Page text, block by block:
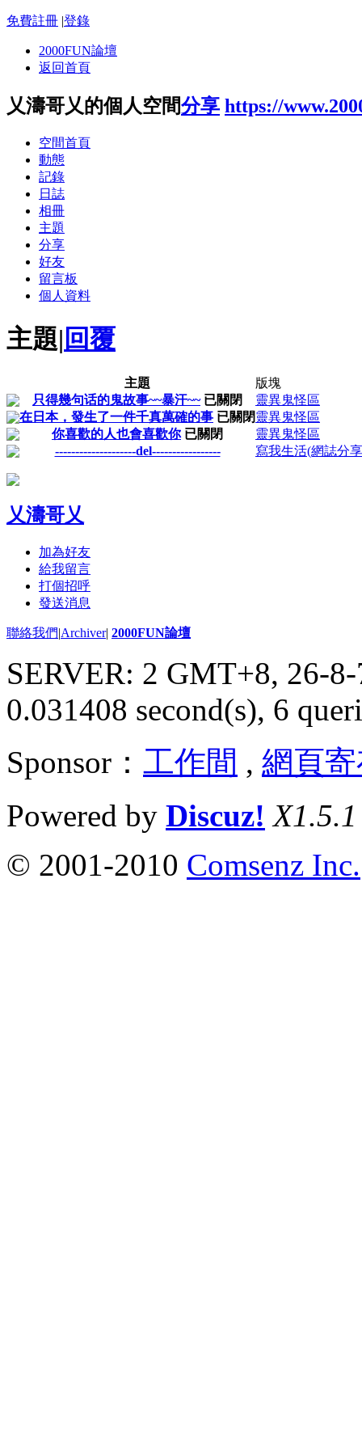
免費註冊 |登錄
2000FUN論壇
返回首頁
乂濤哥乂的個人空間分享 https://
空間首頁
動態
記錄
日誌
相冊
主題
分享
好友
留言板
個人資料
主題| 回覆
主題
版塊
只得幾句话的鬼故事~~暴汗~~ 已關閉
靈異鬼怪區
在日本，發生了一件千真萬確的事 已關閉靈異鬼怪區
你喜歡的人也會喜歡你 已關閉
靈異鬼怪區
--------------------del-----------------
寫我生活(網誌分
乂濤哥乂
加為好友
給我留言
打個招呼
發送消息
聯絡我們|Archiver| 2000FUN論壇
SERVER: 2 GMT+8, 26-
0.031408 second(s), 6
Sponsor： 工作間 , 網頁
Powered by Discuz! X1.5.1
© 2001-2010 Comsenz Inc.